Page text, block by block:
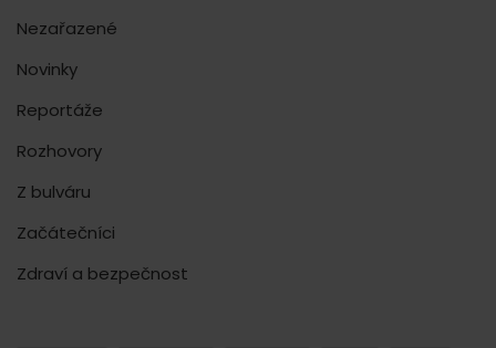
Nezařazené
Novinky
Reportáže
Rozhovory
Z bulváru
Začátečníci
Zdraví a bezpečnost